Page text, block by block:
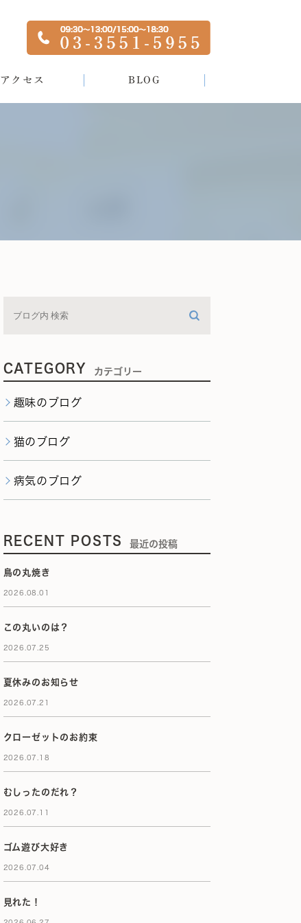
アクセス BLOG
CATEGORY カテゴリー
趣味のブログ
猫のブログ
病気のブログ
RECENT POSTS 最近の投稿
鳥の丸焼き
2026.08.01
この丸いのは？
2026.07.25
夏休みのお知らせ
2026.07.21
クローゼットのお約束
2026.07.18
むしったのだれ？
2026.07.11
ゴム遊び大好き
2026.07.04
見れた！